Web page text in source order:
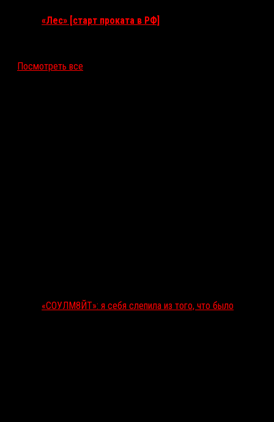
«Лес» [старт проката в РФ]
Посмотреть все
«СОУЛМ8ЙТ»: я себя слепила из того, что было